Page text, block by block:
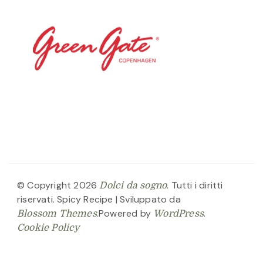
© Copyright 2026 Dolci da sogno. Tutti i diritti
riservati. Spicy Recipe | Sviluppato da
Blossom Themes.Powered by WordPress.
Cookie Policy